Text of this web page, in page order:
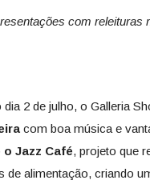
com
dia 2 de julho, o Galleria
com boa música e
Jazz Café, projeto que
de alimentação, criando